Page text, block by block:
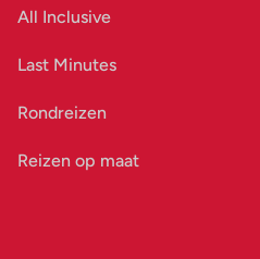
All Inclusive
Last Minutes
Rondreizen
Reizen op maat